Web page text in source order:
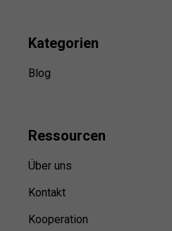
Kategorien
Blog
Ressourcen
Über uns
Kontakt
Kooperation